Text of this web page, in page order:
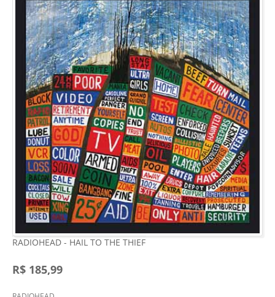
RADIOHEAD - HAIL TO THE THIEF
R$ 185,99